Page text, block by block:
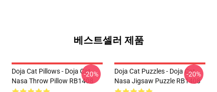
베스트셀러 제품
Doja Cat Pillows - Doja Cat
Nasa Throw Pillow RB1408
-20%
Doja Cat Puzzles - Doja Cat
Nasa Jigsaw Puzzle RB1408
-20%